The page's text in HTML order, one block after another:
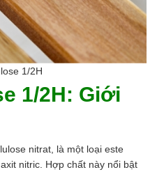
1/2H
1/2H: Giới
nitrat, là một loại este
nitric. Hợp chất này nổi bật